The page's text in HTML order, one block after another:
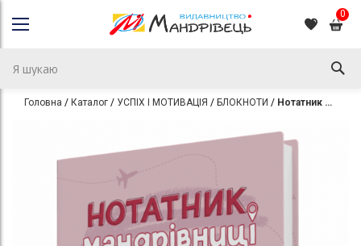
0
Головна Каталог УСПІХ І МОТИВАЦІЯ БЛОКНОТИ Нотатник Мандрівниці “Пригоди моєї валізи” (пудровий)